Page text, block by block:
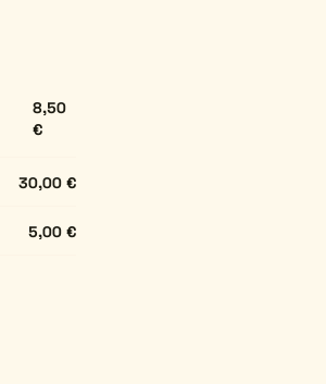
8,50
€
30,00 €
5,00 €